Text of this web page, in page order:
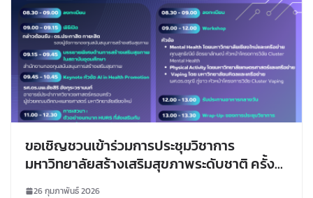
ขอเชิญชวนเข้าร่วมการประชุมวิชาการ
มหาวิทยาลัยสร้างเสริมสุขภาพระดับชาติ ครั้งที่
26 กุมภาพันธ์ 2026